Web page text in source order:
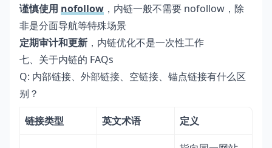
谨慎使用 nofollow ，内链一般不需要 nofollow，除
非是分面导航等特殊场景
定期审计和更新 ，内链优化不是一次性工作
七、关于内链的 FAQs
Q: 内部链接、外部链接、空链接、锚点链接有什么区
别？
链接类型 英文术语 定义